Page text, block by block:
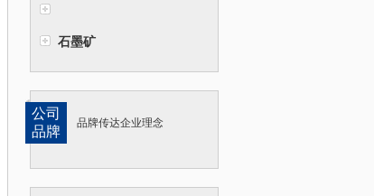
石墨矿
公司
品牌
品牌传达企业理念